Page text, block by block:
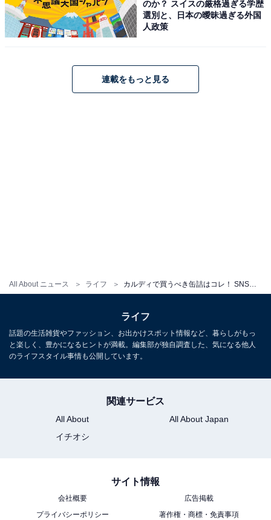
All About ニュース ライフ
さばの水煮（筆者撮影）
ね。カルディのさばの水煮は、190gとちょっと量が多
く、それで189円（税込）です。他のメーカーは130gく
らいで値段は150円程度することもあります。それと比
のか？ スイスの厳格過ぎる学歴
選別と、日本の曖昧過ぎる外国
人政策
連載をもっと見る
ライフ
話題の生活雑貨やファッション、お出かけスポット情報など、暮らしがもっ
と楽しく、豊かになるヒントが満載。編集部が独自調査した、気になる他人
のライフスタイル事情も公開しています。
関連サービス
All About
All About Japan
イチオシ
サイト情報
会社概要
広告掲載
プライバシーポリシー
著作権・商標・免責事項